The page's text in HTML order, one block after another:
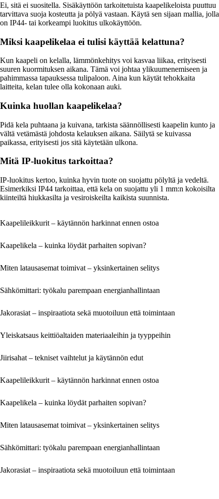
Ei, sitä ei suositella. Sisäkäyttöön tarkoitetuista kaapelikeloista puuttuu
tarvittava suoja kosteutta ja pölyä vastaan. Käytä sen sijaan mallia, jolla
on IP44- tai korkeampi luokitus ulkokäyttöön.
Miksi kaapelikelaa ei tulisi käyttää kelattuna?
Kun kaapeli on kelalla, lämmönkehitys voi kasvaa liikaa, erityisesti
suuren kuormituksen aikana. Tämä voi johtaa ylikuumenemiseen ja
pahimmassa tapauksessa tulipaloon. Aina kun käytät tehokkaita
laitteita, kelan tulee olla kokonaan auki.
Kuinka huollan kaapelikelaa?
Pidä kela puhtaana ja kuivana, tarkista säännöllisesti kaapelin kunto ja
vältä vetämästä johdosta kelauksen aikana. Säilytä se kuivassa
paikassa, erityisesti jos sitä käytetään ulkona.
Mitä IP-luokitus tarkoittaa?
IP-luokitus kertoo, kuinka hyvin tuote on suojattu pölyltä ja vedeltä.
Esimerkiksi IP44 tarkoittaa, että kela on suojattu yli 1 mm:n kokoisilta
kiinteiltä hiukkasilta ja vesiroiskeilta kaikista suunnista.
Kaapelileikkurit – käytännön harkinnat ennen ostoa
Kaapelikela – kuinka löydät parhaiten sopivan?
Miten latausasemat toimivat – yksinkertainen selitys
Sähkömittari: työkalu parempaan energianhallintaan
Jakorasiat – inspiraatiota sekä muotoiluun että toimintaan
Yleiskatsaus keittiöaltaiden materiaaleihin ja tyyppeihin
Jiirisahat – tekniset vaihtelut ja käytännön edut
Kaapelileikkurit – käytännön harkinnat ennen ostoa
Kaapelikela – kuinka löydät parhaiten sopivan?
Miten latausasemat toimivat – yksinkertainen selitys
Sähkömittari: työkalu parempaan energianhallintaan
Jakorasiat – inspiraatiota sekä muotoiluun että toimintaan